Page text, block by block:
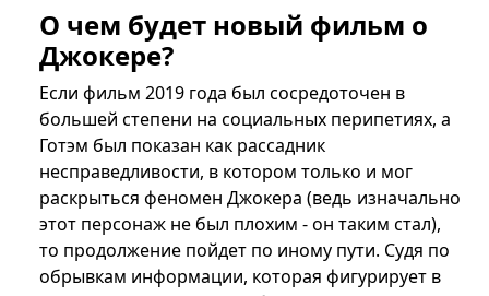
О чем будет новый фильм о
Джокере?
Если фильм 2019 года был сосредоточен в
большей степени на социальных перипетиях, а
Готэм был показан как рассадник
несправедливости, в котором только и мог
раскрыться феномен Джокера (ведь изначально
этот персонаж не был плохим - он таким стал),
то продолжение пойдет по иному пути. Судя по
обрывкам информации, которая фигурирует в